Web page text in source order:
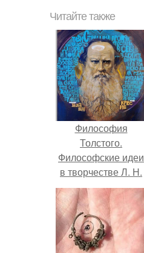
Читайте также
Философия
Толстого.
Философские идеи
в творчестве Л. Н.
Толстого.